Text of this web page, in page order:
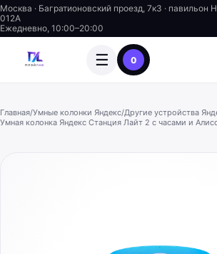
Москва · Багратионовский проезд, 7к3 · павильон
012A
Ежедневно, 10:00–20:00
☰ 0
Главная/Умные колонки Яндекс/Другие устройства
Умная колонка Яндекс Станция Лайт 2 с часами и